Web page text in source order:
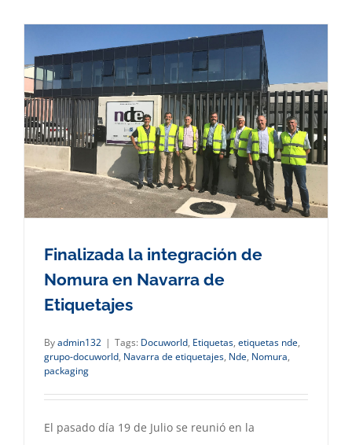
Finalizada la integración de
Nomura en Navarra de
Etiquetajes
Byadmin132 | Tags: Docuworld, Etiquetas, etiquetas nde,
grupo-docuworld, Navarra de etiquetajes, Nde, Nomura,
packaging
El pasado día 19 de Julio se reunió en la